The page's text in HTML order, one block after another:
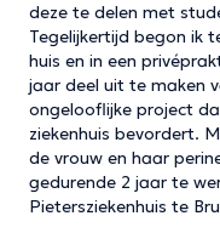
deze te delen met
Tegelijkertijd begon ik
huis en in een
jaar deel uit te maken
ongelooflijke project
ziekenhuis bevordert.
de vrouw en haar
gedurende 2 jaar te
Pietersziekenhuis te